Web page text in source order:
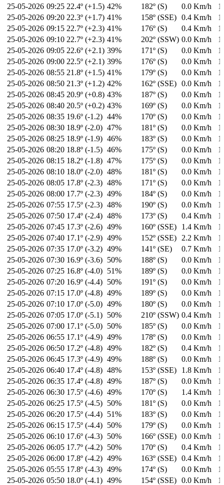
25-05-2026 09:25 22.4º (+1.5) 42% 182º (S) 0.0 Km/h
25-05-2026 09:20 22.3º (+1.7) 41% 158º (SSE) 0.4 Km/h
25-05-2026 09:15 22.7º (+2.3) 41% 176º (S) 0.4 Km/h
25-05-2026 09:10 22.7º (+2.3) 41% 202º (SSW) 0.0 Km/h
25-05-2026 09:05 22.6º (+2.1) 39% 171º (S) 0.0 Km/h
25-05-2026 09:00 22.5º (+2.1) 39% 176º (S) 0.0 Km/h
25-05-2026 08:55 21.8º (+1.5) 41% 179º (S) 0.0 Km/h
25-05-2026 08:50 21.3º (+1.2) 42% 162º (SSE) 0.0 Km/h
25-05-2026 08:45 20.9º (+0.8) 43% 187º (S) 0.0 Km/h
25-05-2026 08:40 20.5º (+0.2) 43% 169º (S) 0.0 Km/h
25-05-2026 08:35 19.6º (-1.2) 44% 170º (S) 0.0 Km/h
25-05-2026 08:30 18.9º (-2.0) 47% 181º (S) 0.0 Km/h
25-05-2026 08:25 18.9º (-1.9) 46% 183º (S) 0.0 Km/h
25-05-2026 08:20 18.8º (-1.5) 46% 175º (S) 0.0 Km/h
25-05-2026 08:15 18.2º (-1.8) 47% 175º (S) 0.0 Km/h
25-05-2026 08:10 18.0º (-2.0) 48% 181º (S) 0.0 Km/h
25-05-2026 08:05 17.8º (-2.3) 48% 171º (S) 0.0 Km/h
25-05-2026 08:00 17.7º (-2.3) 49% 184º (S) 0.0 Km/h
25-05-2026 07:55 17.5º (-2.3) 48% 190º (S) 0.0 Km/h
25-05-2026 07:50 17.4º (-2.4) 48% 173º (S) 0.4 Km/h
25-05-2026 07:45 17.3º (-2.6) 49% 160º (SSE) 1.4 Km/h
25-05-2026 07:40 17.1º (-2.9) 49% 152º (SSE) 2.2 Km/h
25-05-2026 07:35 17.0º (-3.2) 49% 141º (SE) 0.7 Km/h
25-05-2026 07:30 16.9º (-3.6) 50% 188º (S) 0.0 Km/h
25-05-2026 07:25 16.8º (-4.0) 51% 189º (S) 0.0 Km/h
25-05-2026 07:20 16.9º (-4.4) 50% 191º (S) 0.0 Km/h
25-05-2026 07:15 17.0º (-4.8) 49% 189º (S) 0.0 Km/h
25-05-2026 07:10 17.0º (-5.0) 49% 180º (S) 0.0 Km/h
25-05-2026 07:05 17.0º (-5.1) 50% 210º (SSW) 0.4 Km/h
25-05-2026 07:00 17.1º (-5.0) 50% 185º (S) 0.0 Km/h
25-05-2026 06:55 17.1º (-4.9) 49% 178º (S) 0.0 Km/h
25-05-2026 06:50 17.2º (-4.8) 49% 182º (S) 0.4 Km/h
25-05-2026 06:45 17.3º (-4.9) 49% 188º (S) 0.0 Km/h
25-05-2026 06:40 17.4º (-4.8) 48% 153º (SSE) 1.8 Km/h
25-05-2026 06:35 17.4º (-4.8) 49% 187º (S) 0.0 Km/h
25-05-2026 06:30 17.5º (-4.6) 49% 170º (S) 1.4 Km/h
25-05-2026 06:25 17.5º (-4.5) 50% 181º (S) 0.0 Km/h
25-05-2026 06:20 17.5º (-4.4) 51% 183º (S) 0.0 Km/h
25-05-2026 06:15 17.5º (-4.4) 50% 179º (S) 0.0 Km/h
25-05-2026 06:10 17.6º (-4.3) 50% 166º (SSE) 0.0 Km/h
25-05-2026 06:05 17.7º (-4.2) 50% 170º (S) 0.4 Km/h
25-05-2026 06:00 17.8º (-4.2) 49% 163º (SSE) 0.4 Km/h
25-05-2026 05:55 17.8º (-4.3) 49% 174º (S) 0.0 Km/h
25-05-2026 05:50 18.0º (-4.1) 49% 154º (SSE) 0.0 Km/h